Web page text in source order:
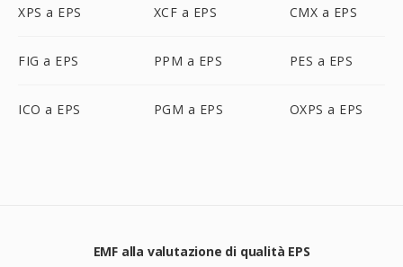
XPS a EPS XCF a EPS CMX a EPS
FIG a EPS PPM a EPS PES a EPS
ICO a EPS PGM a EPS OXPS a EPS
EMF alla valutazione di qualità EPS